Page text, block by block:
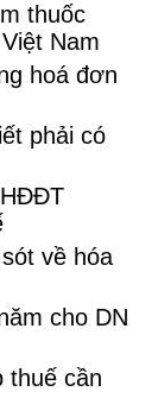
thuốc
Nam
hoá đơn
phải có
về hóa
cho DN
thuế cần